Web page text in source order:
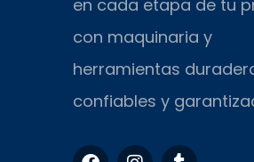
en cada etapa de tu
con maquinaria y
herramientas
confiables y
F I T